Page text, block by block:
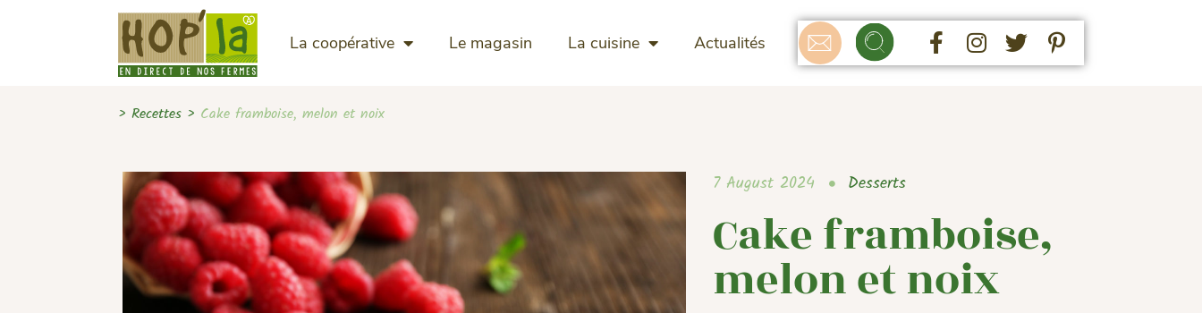
La coopérative Le magasin La cuisine Actualités
> Recettes > Cake framboise, melon et noix
7 August 2024 Desserts
Cake framboise,
melon et noix